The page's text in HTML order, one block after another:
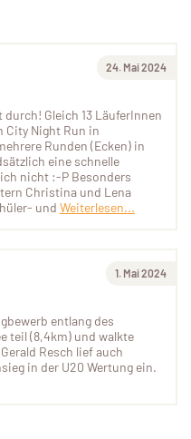
1. Mai 2024
entlang des
teil (8,4km) und walkte
Resch lief auch
in der U20 Wertung ein.
24. Mai 2024
Gleich 13 LäuferInnen
City Night Run in
Runden (Ecken) in
eine schnelle
nicht :-P Besonders
Christina und Lena
und Weiterlesen...